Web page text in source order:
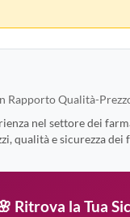
Rapporto Qualità-
nel settore dei
qualità e sicurezza
Ritrova la Tua